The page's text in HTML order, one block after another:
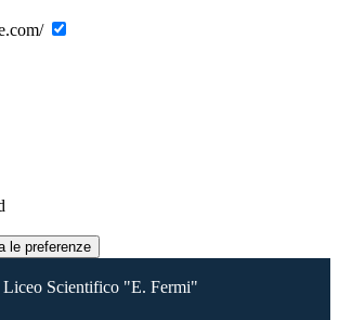
le preferenze
Liceo Scientifico "E. Fermi"